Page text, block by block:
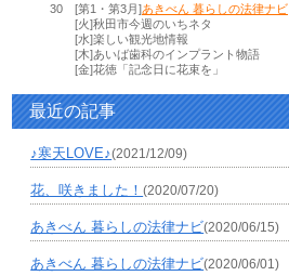
30
[第1・第3月]あきべん 暮らしの法律ナビ
[火]秋田市今週のいちネタ
[水]楽しい観光地情報
[木]あいば歯科のインプラント物語
[金]花徳「記念日に花束を」
最近の記事
♪寒天LOVE♪(2021/12/09)
花、咲きました！(2020/07/20)
あきべん 暮らしの法律ナビ(2020/06/15)
あきべん 暮らしの法律ナビ(2020/06/01)